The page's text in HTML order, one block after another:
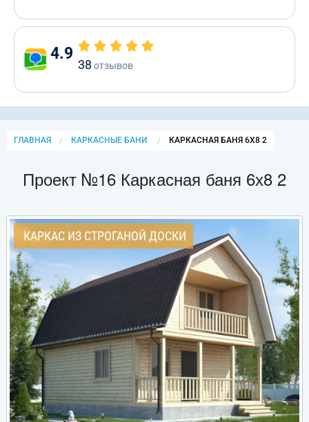
4.9
38 отзывов
ГЛАВНАЯ КАРКАСНЫЕ БАНИ CURRENT:
КАРКАСНАЯ БАНЯ 6Х8 2
Проект №16 Каркасная баня 6х8 2
КАРКАС ИЗ СТРОГАНОЙ ДОСКИ